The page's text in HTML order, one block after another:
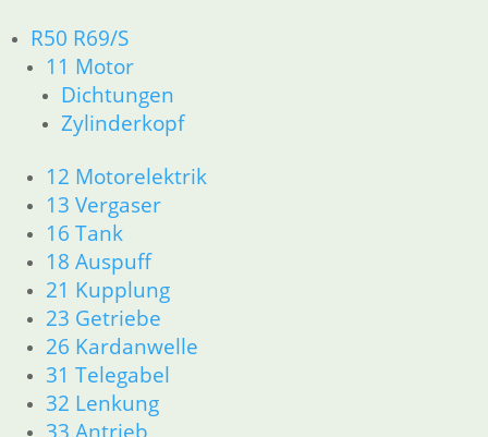
R50 R69/S
11 Motor
Dichtungen
Zylinderkopf
12 Motorelektrik
13 Vergaser
16 Tank
18 Auspuff
21 Kupplung
23 Getriebe
26 Kardanwelle
31 Telegabel
32 Lenkung
33 Antrieb
Bremsen
Fahrgestell
Antrieb
Elektrik
Shop
Ersatzteile nach Modell